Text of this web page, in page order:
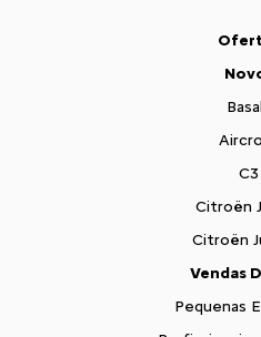
C3
Citroën
Citroën
Vendas
Pequenas